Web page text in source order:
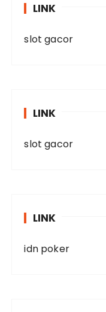
LINK
slot gacor
LINK
slot gacor
LINK
idn poker